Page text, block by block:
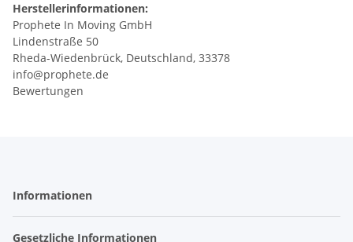
Herstellerinformationen:
Prophete In Moving GmbH
Lindenstraße 50
Rheda-Wiedenbrück, Deutschland, 33378
info@prophete.de
Bewertungen
Informationen
Gesetzliche Informationen